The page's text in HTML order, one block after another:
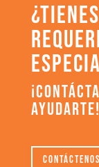
AYUDARTE!
Contáctenos